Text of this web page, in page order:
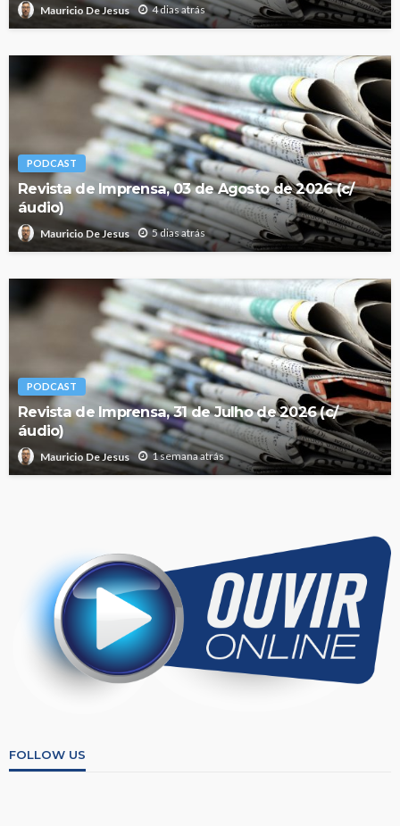
Mauricio De Jesus 4 dias atrás
PODCAST
Revista de Imprensa, 03 de Agosto de 2026 (c/
áudio)
Mauricio De Jesus 5 dias atrás
PODCAST
Revista de Imprensa, 31 de Julho de 2026 (c/
áudio)
Mauricio De Jesus 1 semana atrás
FOLLOW US